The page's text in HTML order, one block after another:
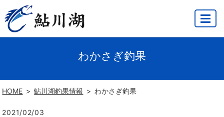
MENU
わかさぎ釣果
HOME 鮎川湖釣果情報 わかさぎ釣果
2021/02/03